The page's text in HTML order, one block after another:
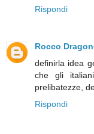
Rispondi
Rocco
definirla idea
che gli
prelibatezze,
Rispondi